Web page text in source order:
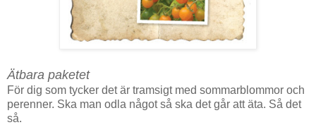
Ätbara paketet
För dig som tycker det är tramsigt med sommarblommor och
perenner. Ska man odla något så ska det går att äta. Så det
så.